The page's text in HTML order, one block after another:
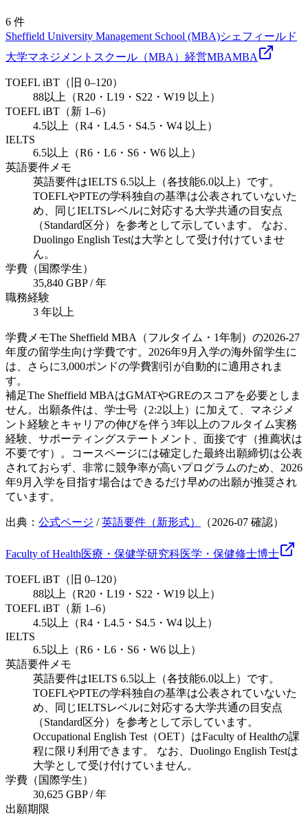
6 件
Sheffield University Management School (MBA)シェフィールド
大学マネジメントスクール（MBA） 経営MBAMBA
TOEFL iBT（旧 0–120）
88以上（R20・L19・S22・W19 以上）
TOEFL iBT（新 1–6）
4.5以上（R4・L4.5・S4.5・W4 以上）
IELTS
6.5以上（R6・L6・S6・W6 以上）
英語要件メモ
英語要件はIELTS 6.5以上（各技能6.0以上）です。
TOEFLやPTEの学科独自の基準は公表されていないた
め、同じIELTSレベルに対応する大学共通の目安点
（Standard区分）を参考として示しています。 なお、
Duolingo English Testは大学として受け付けていませ
ん。
学費（国際学生）
35,840 GBP / 年
職務経験
3 年以上
学費メモThe Sheffield MBA（フルタイム・1年制）の2026-27
年度の留学生向け学費です。2026年9月入学の海外留学生に
は、さらに3,000ポンドの学費割引が自動的に適用されま
す。
補足The Sheffield MBAはGMATやGREのスコアを必要としま
せん。出願条件は、学士号（2:2以上）に加えて、マネジメ
ント経験とキャリアの伸びを伴う3年以上のフルタイム実務
経験、サポーティングステートメント、面接です（推薦状は
不要です）。コースページには確定した最終出願締切は公表
されておらず、非常に競争率が高いプログラムのため、2026
年9月入学を目指す場合はできるだけ早めの出願が推奨され
ています。
出典： 公式ページ /英語要件（新形式） （2026-07 確認）
Faculty of Health医療・保健学研究科医学・保健修士博士
TOEFL iBT（旧 0–120）
88以上（R20・L19・S22・W19 以上）
TOEFL iBT（新 1–6）
4.5以上（R4・L4.5・S4.5・W4 以上）
IELTS
6.5以上（R6・L6・S6・W6 以上）
英語要件メモ
英語要件はIELTS 6.5以上（各技能6.0以上）です。
TOEFLやPTEの学科独自の基準は公表されていないた
め、同じIELTSレベルに対応する大学共通の目安点
（Standard区分）を参考として示しています。
Occupational English Test（OET）はFaculty of Healthの課
程に限り利用できます。 なお、Duolingo English Testは
大学として受け付けていません。
学費（国際学生）
30,625 GBP / 年
出願期限